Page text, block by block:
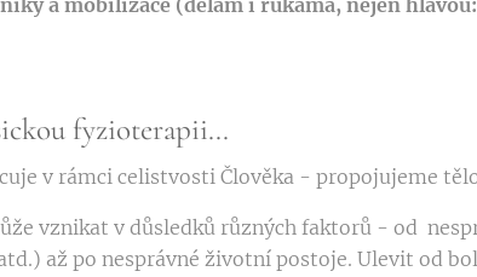
a mobilizace (dělám i rukama, nejen
fyzioterapii...
v rámci celistvosti Člověka - propojujeme
vznikat v důsledků různých faktorů - od
až po nesprávné životní postoje. Ulevit od